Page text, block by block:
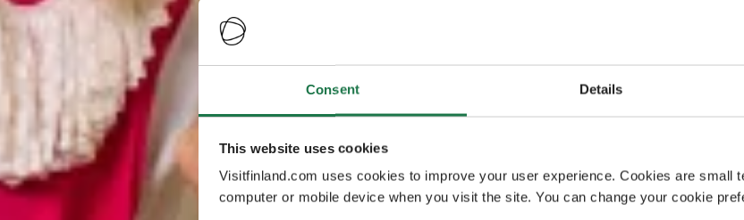
Consent Details
This website uses cookies
Visitfinland.com uses cookies to improve your user experience. Cookies are small
computer or mobile device when you visit the site. You can change your cookie